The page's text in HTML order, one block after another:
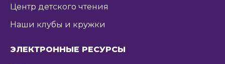
Центр детского чтения
Наши клубы и кружки
ЭЛЕКТРОННЫЕ РЕСУРСЫ